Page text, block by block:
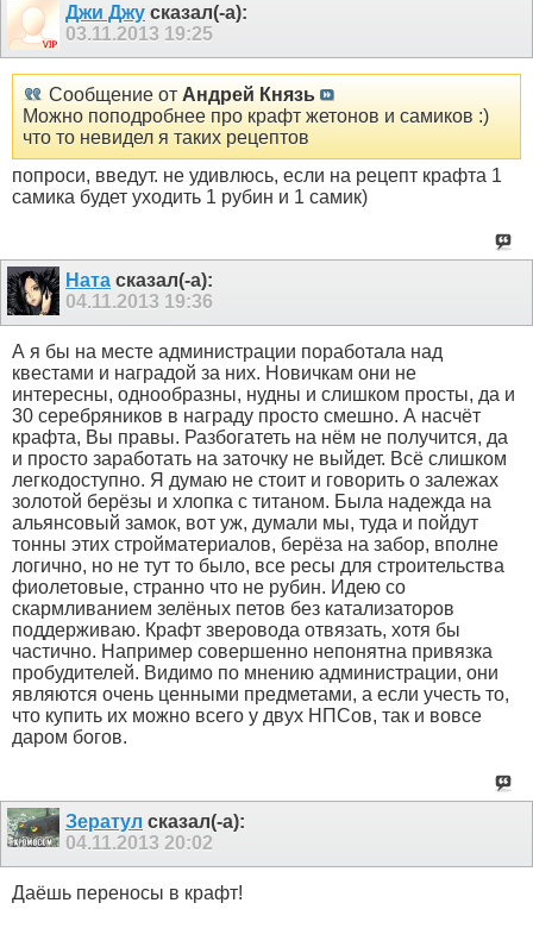
Джи Джу сказал(-а):
03.11.2013 19:25
Сообщение от Андрей Князь
Можно поподробнее про крафт жетонов и самиков :)
что то невидел я таких рецептов
попроси, введут. не удивлюсь, если на рецепт крафта 1
самика будет уходить 1 рубин и 1 самик)
Ната сказал(-а):
04.11.2013 19:36
А я бы на месте администрации поработала над
квестами и наградой за них. Новичкам они не
интересны, однообразны, нудны и слишком просты, да и
30 серебряников в награду просто смешно. А насчёт
крафта, Вы правы. Разбогатеть на нём не получится, да
и просто заработать на заточку не выйдет. Всё слишком
легкодоступно. Я думаю не стоит и говорить о залежах
золотой берёзы и хлопка с титаном. Была надежда на
альянсовый замок, вот уж, думали мы, туда и пойдут
тонны этих стройматериалов, берёза на забор, вполне
логично, но не тут то было, все ресы для строительства
фиолетовые, странно что не рубин. Идею со
скармливанием зелёных петов без катализаторов
поддерживаю. Крафт зверовода отвязать, хотя бы
частично. Например совершенно непонятна привязка
пробудителей. Видимо по мнению администрации, они
являются очень ценными предметами, а если учесть то,
что купить их можно всего у двух НПСов, так и вовсе
даром богов.
Зератул сказал(-а):
04.11.2013 20:02
Даёшь переносы в крафт!